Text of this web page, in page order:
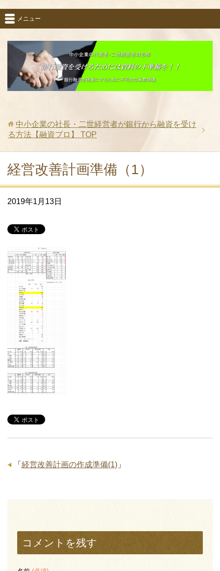
メニュー
中小企業の社長・二世経営者が銀行から融資を受け
る方法【融資プロ】
TOP
経営改善計画準備（1）
2019年1月13日
「 経営改善計画の作成準備(1) 」
コメントを残す